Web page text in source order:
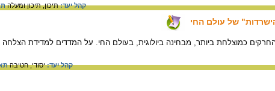
קהל יעד:תיכון,תיכון ומעלה
של עולם החי
כמוצלחת ביותר, מבחינה ביולוגית, בעולם החי. על המדדים למדידת הצלחה
קהל יעד:יסודי,חטיבה